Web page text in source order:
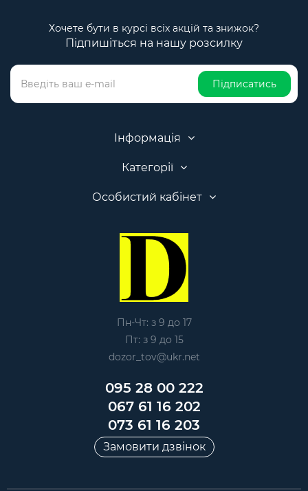
Хочете бути в курсі всіх акцій та знижок?
Підпишіться на нашу розсилку
Підписатись
Інформація
Категорії
Особистий кабінет
Пн-Чт: з 9 до 17
Пт: з 9 до 15
dozor_tov@ukr.net
095 28 00 222
067 61 16 202
073 61 16 203
Замовити дзвінок